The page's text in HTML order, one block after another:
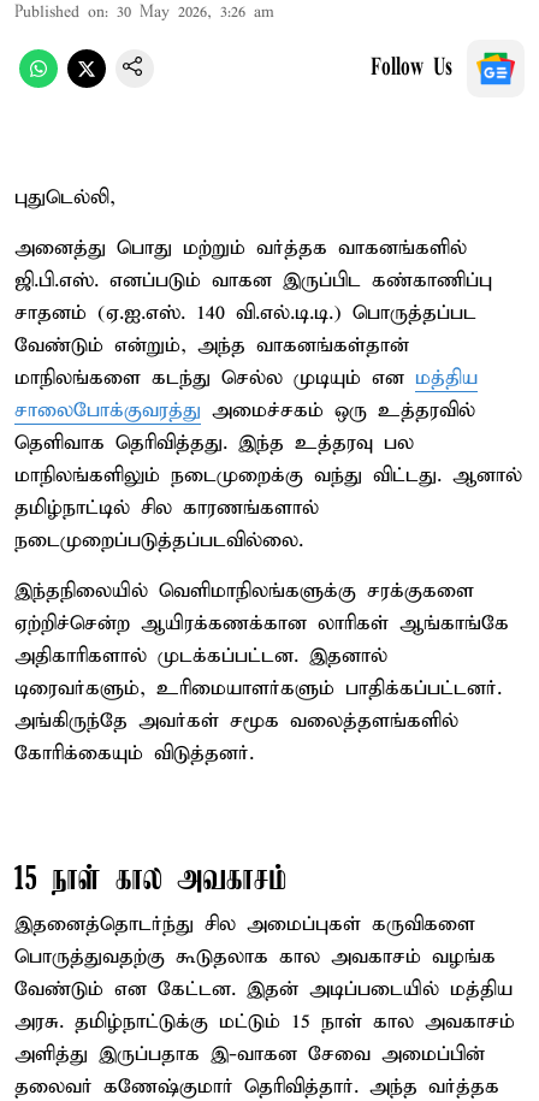
Published on: 30 May 2026, 3:26 am
Follow Us
புதுடெல்லி,
அனைத்து பொது மற்றும் வர்த்தக வாகனங்களில்
ஜி.பி.எஸ். எனப்படும் வாகன இருப்பிட கண்காணிப்பு
சாதனம் (ஏ.ஐ.எஸ். 140 வி.எல்.டி.டி.) பொருத்தப்பட
வேண்டும் என்றும், அந்த வாகனங்கள்தான்
மாநிலங்களை கடந்து செல்ல முடியும் என மத்திய
சாலைபோக்குவரத்து அமைச்சகம் ஒரு உத்தரவில்
தெளிவாக தெரிவித்தது. இந்த உத்தரவு பல
மாநிலங்களிலும் நடைமுறைக்கு வந்து விட்டது. ஆனால்
தமிழ்நாட்டில் சில காரணங்களால்
நடைமுறைப்படுத்தப்படவில்லை.
இந்தநிலையில் வெளிமாநிலங்களுக்கு சரக்குகளை
ஏற்றிச்சென்ற ஆயிரக்கணக்கான லாரிகள் ஆங்காங்கே
அதிகாரிகளால் முடக்கப்பட்டன. இதனால்
டிரைவர்களும், உரிமையாளர்களும் பாதிக்கப்பட்டனர்.
அங்கிருந்தே அவர்கள் சமூக வலைத்தளங்களில்
கோரிக்கையும் விடுத்தனர்.
15 நாள் கால அவகாசம்
இதனைத்தொடர்ந்து சில அமைப்புகள் கருவிகளை
பொருத்துவதற்கு கூடுதலாக கால அவகாசம் வழங்க
வேண்டும் என கேட்டன. இதன் அடிப்படையில் மத்திய
அரசு. தமிழ்நாட்டுக்கு மட்டும் 15 நாள் கால அவகாசம்
அளித்து இருப்பதாக இ-வாகன சேவை அமைப்பின்
தலைவர் கணேஷ்குமார் தெரிவித்தார். அந்த வர்த்தக